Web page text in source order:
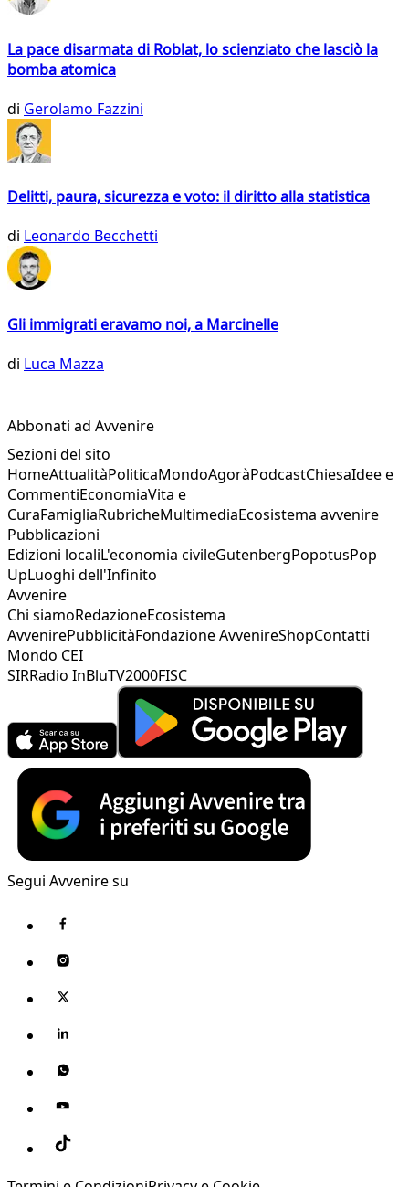
La pace disarmata di Roblat, lo scienziato che lasciò la
bomba atomica
di Gerolamo Fazzini
Delitti, paura, sicurezza e voto: il diritto alla statistica
di Leonardo Becchetti
Gli immigrati eravamo noi, a Marcinelle
di Luca Mazza
Abbonati ad Avvenire
Sezioni del sito
HomeAttualitàPoliticaMondoAgoràPodcastChiesaIdee e
CommentiEconomiaVita e
CuraFamigliaRubricheMultimediaEcosistema avvenire
Pubblicazioni
Edizioni localiL'economia civileGutenbergPopotusPop
UpLuoghi dell'Infinito
Avvenire
Chi siamoRedazioneEcosistema
AvvenirePubblicitàFondazione AvvenireShopContatti
Mondo CEI
SIRRadio InBluTV2000FISC
Segui Avvenire su